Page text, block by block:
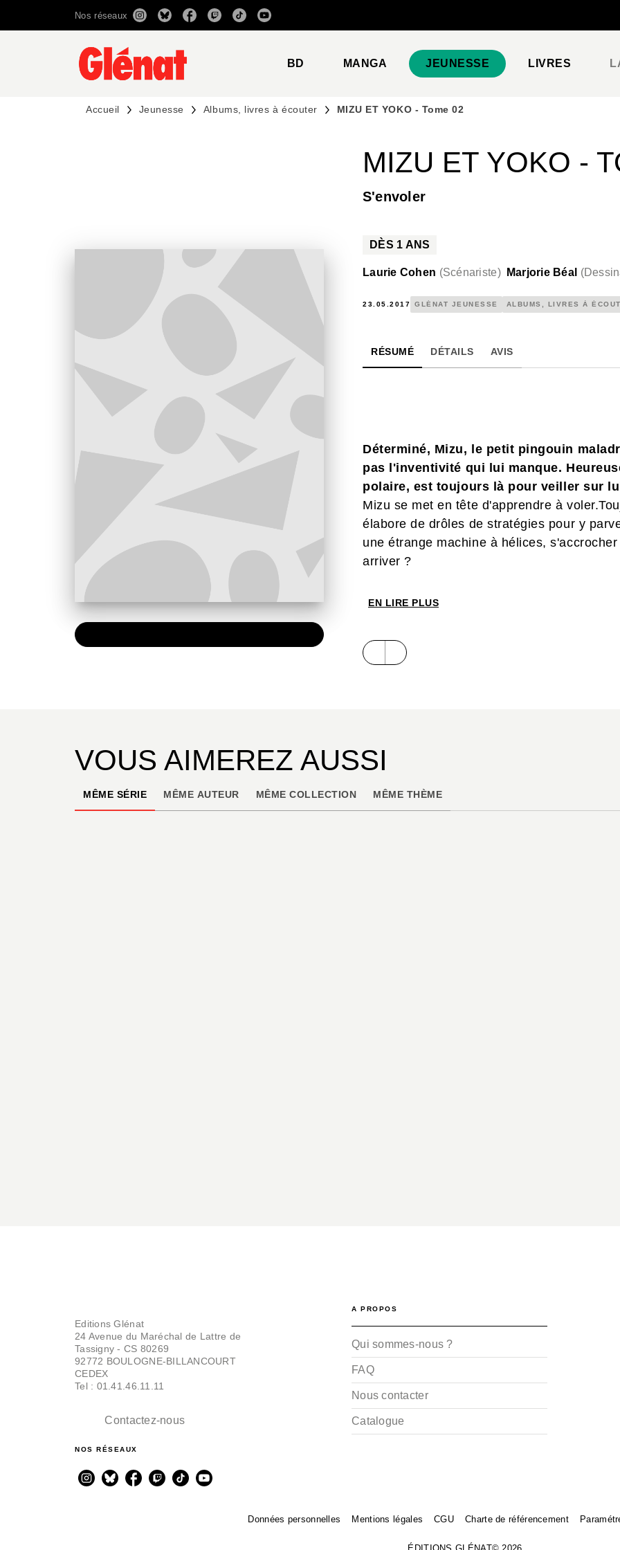
RECHERCHE CONTENU
Nos réseaux
BD MANGA JEUNESSE LIVRES
Accueil Jeunesse Albums, livres à écouter MIZU ET YOKO - Tome 02
MIZU ET YOKO -
S'envoler
DÈS 1 ANS
Laurie Cohen (Scénariste) Marjorie Béal (
23.05.2017 GLÉNAT JEUNESSE ALBUMS, LIVRES À
RÉSUMÉ DÉTAILS AVIS
Déterminé, Mizu, le petit pingouin
pas l'inventivité qui lui manque.
polaire, est toujours là pour veiller sur
Mizu se met en tête d'apprendre à
élabore de drôles de stratégies pour y
une étrange machine à hélices,
arriver ?
EN LIRE PLUS
VOUS AIMEREZ AUSSI
MÊME SÉRIE MÊME AUTEUR MÊME COLLECTION MÊME THÈME
ALBUMS, LIVRES À ÉCOUTER
Laurie Cohen
Marjorie Béal
Editions Glénat
24 Avenue du Maréchal de Lattre de
Tassigny - CS 80269
92772 BOULOGNE-BILLANCOURT
CEDEX
Tel : 01.41.46.11.11
Contactez-nous
NOS RÉSEAUX
A PROPOS
Qui sommes-nous ?
FAQ
Nous contacter
Catalogue
Données personnelles Mentions légales CGU Charte de référencement